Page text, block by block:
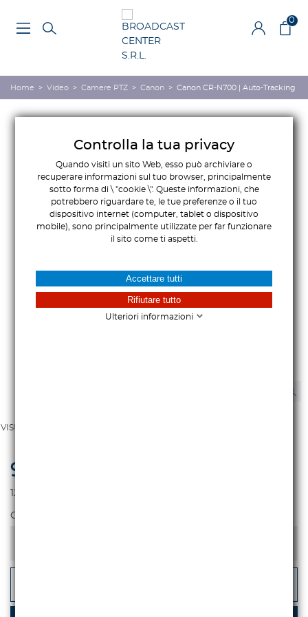
0
Home > Video > Camere PTZ > Canon > Canon CR-N700 | Auto-Tracking
VISUALIZZA TUTTE LE IMMAGINI
9.991,80 €
12.190,00 €
Colore
Controlla la tua privacy
Quando visiti un sito Web, esso può archiviare o
recuperare informazioni sul tuo browser, principalmente
sotto forma di \ "cookie \". Queste informazioni, che
potrebbero riguardare te, le tue preferenze o il tuo
dispositivo internet (computer, tablet o dispositivo
mobile), sono principalmente utilizzate per far funzionare
il sito come ti aspetti.
Ulteriori informazioni
Accettare tutti
Rifiutare tutto